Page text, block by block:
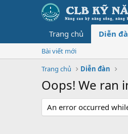
Trang chủ Diễn
Bài viết mới
Trang chủ
Diễn đàn
Oops! We ran
An error occurred